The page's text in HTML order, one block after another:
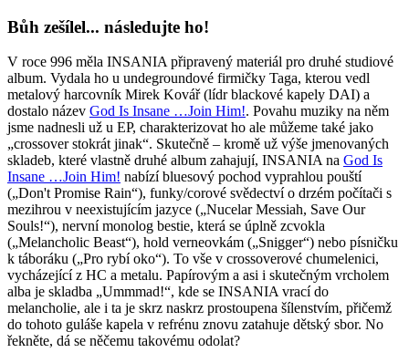
Bůh zešílel... následujte ho!
V roce 996 měla INSANIA připravený materiál pro druhé studiové
album. Vydala ho u undegroundové firmičky Taga, kterou vedl
metalový harcovník Mirek Kovář (lídr blackové kapely DAI) a
dostalo název God Is Insane …Join Him!. Povahu muziky na něm
jsme nadnesli už u EP, charakterizovat ho ale můžeme také jako
„crossover stokrát jinak“. Skutečně – kromě už výše jmenovaných
skladeb, které vlastně druhé album zahajují, INSANIA na God Is
Insane …Join Him! nabízí bluesový pochod vyprahlou pouští
(„Don't Promise Rain“), funky/corové svědectví o drzém počítači s
mezihrou v neexistujícím jazyce („Nucelar Messiah, Save Our
Souls!“), nervní monolog bestie, která se úplně zcvokla
(„Melancholic Beast“), hold verneovkám („Snigger“) nebo písničku
k táboráku („Pro rybí oko“). To vše v crossoverové chumelenici,
vycházející z HC a metalu. Papírovým a asi i skutečným vrcholem
alba je skladba „Ummmad!“, kde se INSANIA vrací do
melancholie, ale i ta je skrz naskrz prostoupena šílenstvím, přičemž
do tohoto guláše kapela v refrénu znovu zatahuje dětský sbor. No
řekněte, dá se něčemu takovému odolat?